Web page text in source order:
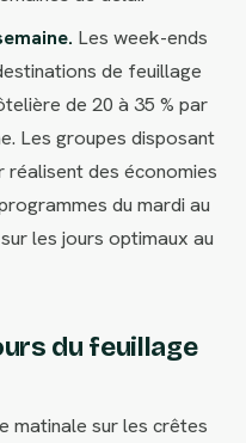
Les week-ends
de feuillage
de 20 à 35 % par
Les groupes disposant
des économies
du mardi au
les jours optimaux au
du feuillage
matinale sur les crêtes